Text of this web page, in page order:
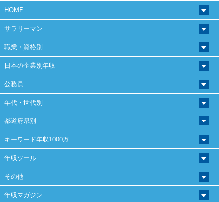
HOME
サラリーマン
職業・資格別
日本の企業別年収
公務員
年代・世代別
都道府県別
キーワード年収1000万
年収ツール
その他
年収マガジン